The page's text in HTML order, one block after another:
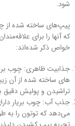
شود.
پیپ‌های ساخته شده از
که آنها را برای
خواص ذکر شده‌اند:
جذابیت ظاهری: چوب
های ساخته شده از آن
تراشیدن و پولیش دقیق
جذب آب: چوب بریار
می‌دهد که توتون را به